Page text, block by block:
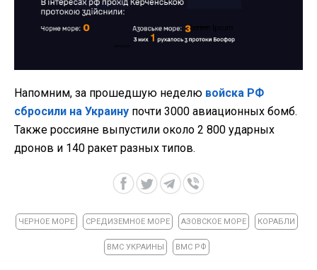
Напомним, за прошедшую неделю войска РФ
сбросили на Украину почти 3000 авиационных бомб.
Также россияне выпустили около 2 800 ударных
дронов и 140 ракет разных типов.
ЧЕРНОЕ МОРЕ СРЕДИЗЕМНОЕ МОРЕ АЗОВСКОЕ МОРЕ КОРАБЛИ
ВМС УКРАИНЫ ВМС РФ